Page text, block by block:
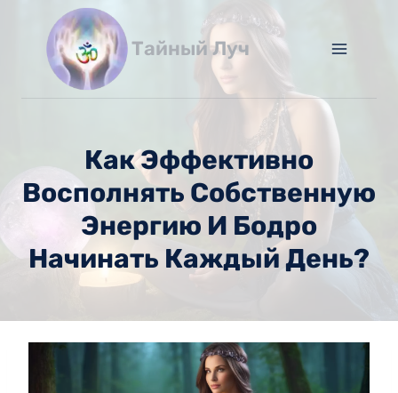
содержимому
Тайный Луч
Как Эффективно
Восполнять Собственную
Энергию И Бодро
Начинать Каждый День?